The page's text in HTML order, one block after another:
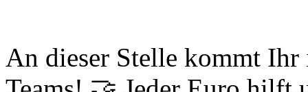
An dieser Stelle kommt Ihr